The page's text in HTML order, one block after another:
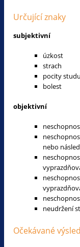
Určující znaky
subjektivní
úzkost
strach
pocity studu
bolest
objektivní
nebo
neudržení
Očekávané